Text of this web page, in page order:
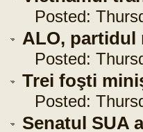
Posted:
ALO, partidul
Posted:
Trei foşti
Posted:
Senatul SUA